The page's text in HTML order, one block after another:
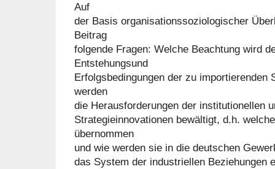
Auf
der Basis organisationssoziologischer
Beitrag
folgende Fragen: Welche Beachtung wird
Entstehungsund
Erfolgsbedingungen der zu importierenden
werden
die Herausforderungen der institutionellen
Strategieinnovationen bewältigt, d.h.
übernommen
und wie werden sie in die deutschen
das System der industriellen Beziehungen